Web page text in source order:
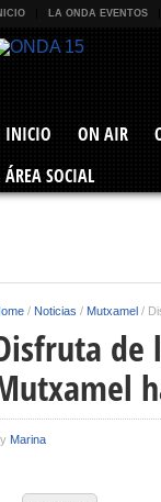
LA ONDA EVENTOS
INICIO ON AIR
ÁREA SOCIAL
/ Noticias / Mutxamel /
de
Marina